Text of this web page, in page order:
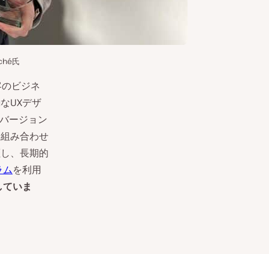
氏
ビジネ
UXデザ
ージョン
み合わせ
、長期的
ムを利用
いま